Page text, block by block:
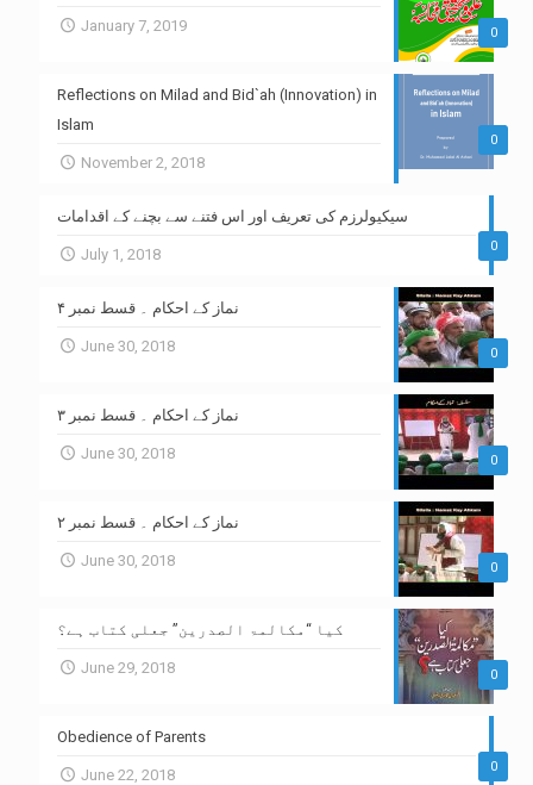
0
January 7, 2019
0
Reflections on Milad and Bid`ah (Innovation) in
Islam
November 2, 2018
0
سیکیولرزم کی تعریف اور اس فتنے سے بچنے کے اقدامات
July 1, 2018
0
نماز کے احکام ۔ قسط نمبر ۴
June 30, 2018
0
نماز کے احکام ۔ قسط نمبر ۳
June 30, 2018
0
نماز کے احکام ۔ قسط نمبر ۲
June 30, 2018
0
کیا “مکالمۃ الصدرین” جعلی کتاب ہے؟
June 29, 2018
0
Obedience of Parents
June 22, 2018